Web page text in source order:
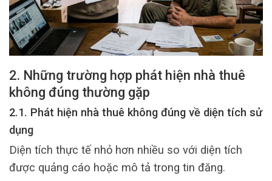
2. Những trường hợp phát hiện nhà thuê
không đúng thường gặp
2.1. Phát hiện nhà thuê không đúng về diện tích sử
dụng
Diện tích thực tế nhỏ hơn nhiều so với diện tích
được quảng cáo hoặc mô tả trong tin đăng.